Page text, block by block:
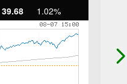
39.68 1.02%